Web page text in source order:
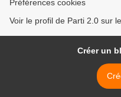
Préférences cookies
Voir le profil de Parti 2.0 sur
Créer un